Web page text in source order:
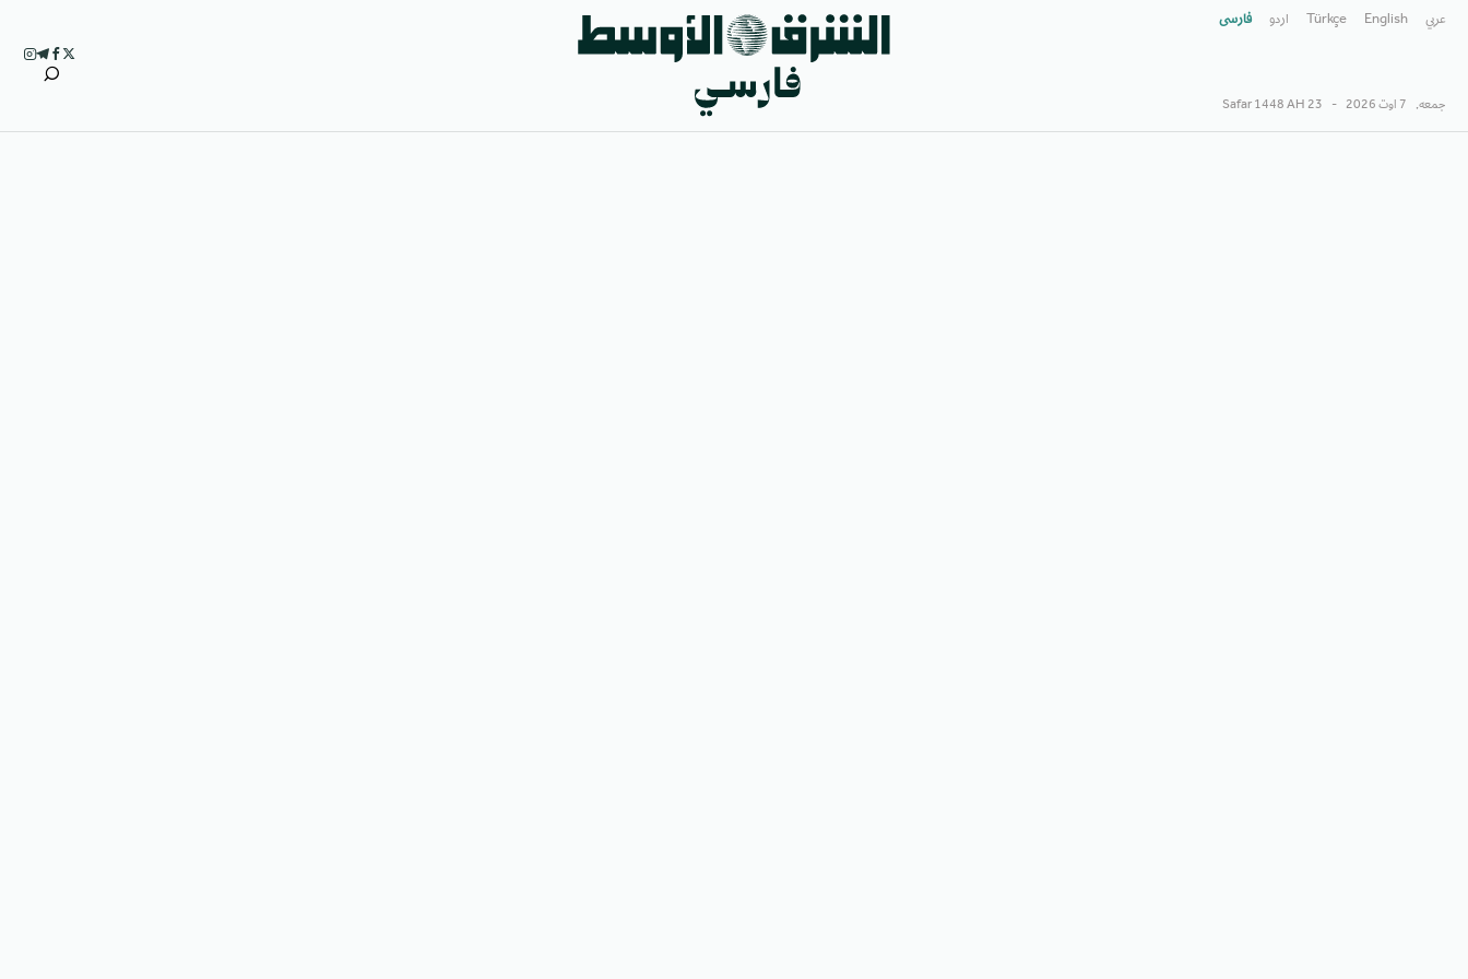
عربي English
Türkçe اردو فارسى
جمعه, 7 اوت 2026 -
23 Safar 1448 AH